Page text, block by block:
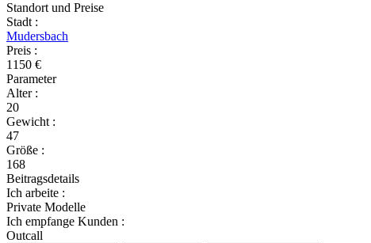
Standort und Preise
Stadt :
Mudersbach
Preis :
1150 €
Parameter
Alter :
20
Gewicht :
47
Größe :
168
Beitragsdetails
Ich arbeite :
Private Modelle
Ich empfange Kunden :
Outcall